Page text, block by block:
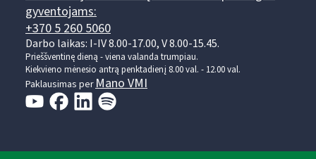
gyventojams:
+370 5 260 5060
Darbo laikas: I-IV 8.00-17.00, V 8.00-15.45.
Prieššventinę dieną - viena valanda trumpiau.
Kiekvieno mėnesio antrą penktadienį 8.00 val. - 12.00 val.
Paklausimas perMano VMI